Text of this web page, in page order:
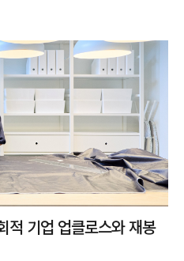
적 기업 업클로스와 재봉